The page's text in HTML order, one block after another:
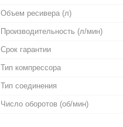
Объем ресивера (л)
Производительность (л/мин)
Срок гарантии
Тип компрессора
Тип соединения
Число оборотов (об/мин)